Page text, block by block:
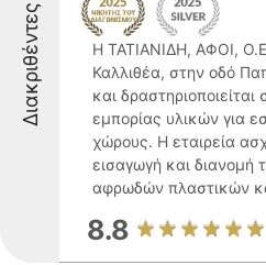
Διακριθέντες
Η ΤΑΤΙΑΝΙΔΗ, ΑΦΟΙ,
Καλλιθέα, στην οδό
και
εμπορίας υλικών για
χώρους. Η εταιρεία
εισαγωγή και διανομή
αφρωδών πλαστικών
8.8